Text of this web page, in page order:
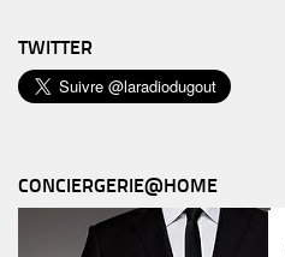
TWITTER
CONCIERGERIE@HOME